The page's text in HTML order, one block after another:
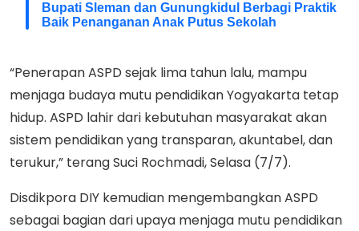
Bupati Sleman dan Gunungkidul Berbagi Praktik
Baik Penanganan Anak Putus Sekolah
“Penerapan ASPD sejak lima tahun lalu, mampu
menjaga budaya mutu pendidikan Yogyakarta tetap
hidup. ASPD lahir dari kebutuhan masyarakat akan
sistem pendidikan yang transparan, akuntabel, dan
terukur,” terang Suci Rochmadi, Selasa (7/7).
Disdikpora DIY kemudian mengembangkan ASPD
sebagai bagian dari upaya menjaga mutu pendidikan